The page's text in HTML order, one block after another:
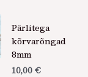
Pärlitega
kõrvarõngad
8mm
10,00 €